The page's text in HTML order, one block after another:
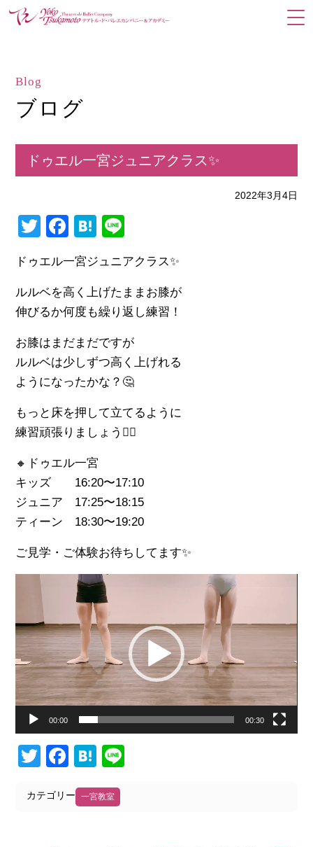
Blog
ブログ
ドゥエル一宮ジュニアクラス✨
2022年3月4日
TwitterFacebook
Hatena
ドゥエル一宮ジュニアクラス✨
ルルベを高く上げたままお膝が
伸びるか何度も繰り返し練習！
お膝はまだまだですが
ルルベは少しずつ高く上げれる
ようになったかな？🤔
もっと床を押して立てるように
練習頑張りましょう👍🏼
🔸ドゥエル一宮
キッズ 16:20〜17:10
ジュニア 17:25〜18:15
ティーン 18:30〜19:20
ご見学・ご体験お待ちしてます✨
プ
レ
ー
ヤ
ー
00:00 00:30
Twitter
Facebook
Hatena
カテゴリー 一宮教室